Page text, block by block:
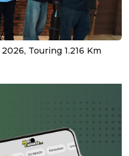
Touring 1.216 Km